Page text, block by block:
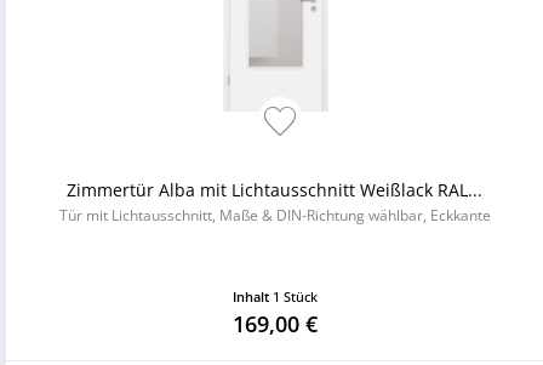
Zimmertür Alba mit Lichtausschnitt Weißlack RAL...
Tür mit Lichtausschnitt, Maße & DIN-Richtung wählbar, Eckkante
Inhalt 1 Stück
169,00 €